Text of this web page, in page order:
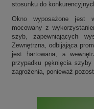
stosunku do
Okno wyposażone jest
mocowany z
szyb, zapewniających
Zewnętrzna, odbijająca
jest hartowana, a
przypadku pęknięcia szyby
zagrożenia, ponieważ